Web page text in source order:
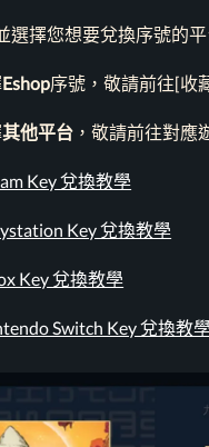
選擇您想要兌換序號的
Eshop序號，敬請前往[
其他平台 ，敬請前往對應
Key 兌換教學
Key 兌換教學
Key 兌換教學
Switch Key 兌換教